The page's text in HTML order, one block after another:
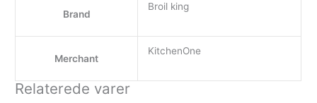
Brand
Broil king
Merchant
KitchenOne
Relaterede varer